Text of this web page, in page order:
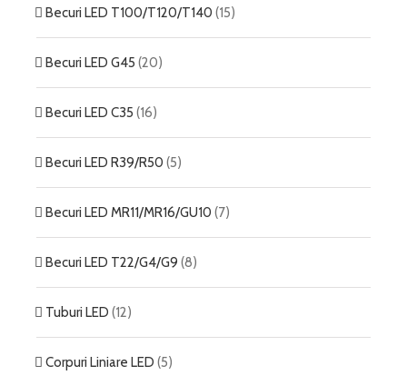
Becuri LED T100/T120/T140 (15)
Becuri LED G45 (20)
Becuri LED C35 (16)
Becuri LED R39/R50 (5)
Becuri LED MR11/MR16/GU10 (7)
Becuri LED T22/G4/G9 (8)
Tuburi LED (12)
Corpuri Liniare LED (5)